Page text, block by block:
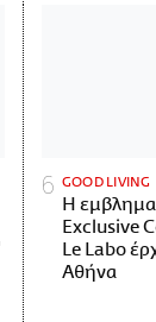
GOOD LIVING
Η
Exclusive
Le Labo
Αθήνα